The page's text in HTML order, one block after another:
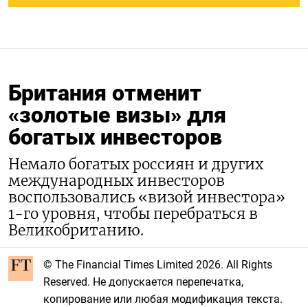
Британия отменит
«золотые визы» для
богатых инвесторов
Немало богатых россиян и других
международных инвесторов
воспользовались «визой инвестора»
1-го уровня, чтобы перебраться в
Великобританию.
© The Financial Times Limited 2026. All Rights
Reserved. Не допускается перепечатка,
копирование или любая модификация текста.